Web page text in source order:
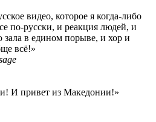
видео, которое я когда-либо
по-русски, и реакция людей, и
зала в едином порыве, и хор и
всё!»
И привет из Македонии!»